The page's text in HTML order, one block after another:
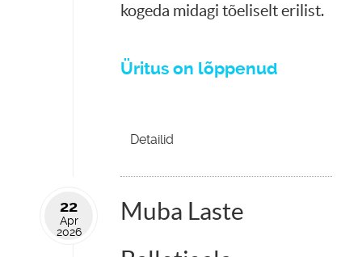
kogeda midagi tõeliselt erilist.
Üritus on lõppenud
Detailid
22
Apr
2026
Muba Laste